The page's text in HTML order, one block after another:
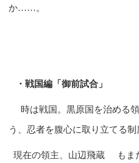
か……。
・戦国編「御前試合」
時は戦国。黒原国を治める
う、忍者を腹心に取り立てる制
現在の領主、山辺飛蔵
もま